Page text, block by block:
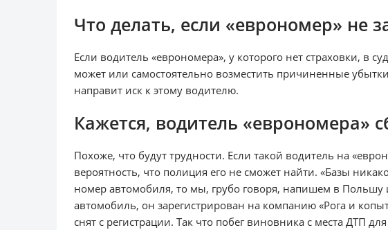
Что делать, если «еврономер» не
Если водитель «еврономера», у которого нет страховки, в
может или самостоятельно возместить причиненные
направит иск к этому водителю.
Кажется, водитель «еврономера»
Похоже, что будут трудности. Если такой водитель на
вероятность, что полиция его не сможет найти. «Базы
номер автомобиля, то мы, грубо говоря, напишем в Польшу
автомобиль, он зарегистрирован на компанию «Рога и
снят с регистрации. Так что побег виновника с места ДТП